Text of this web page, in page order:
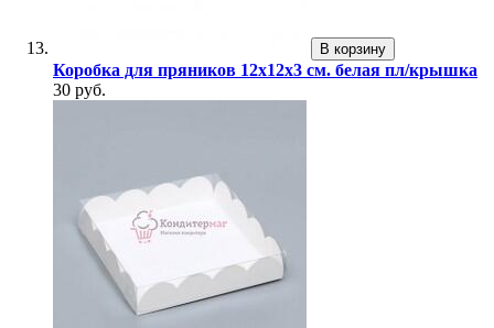
В корзину
Коробка для пряников 12х12х3 см. белая пл/крышка
30 руб.